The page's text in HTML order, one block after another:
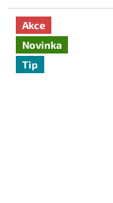
Akce
Novinka
Tip